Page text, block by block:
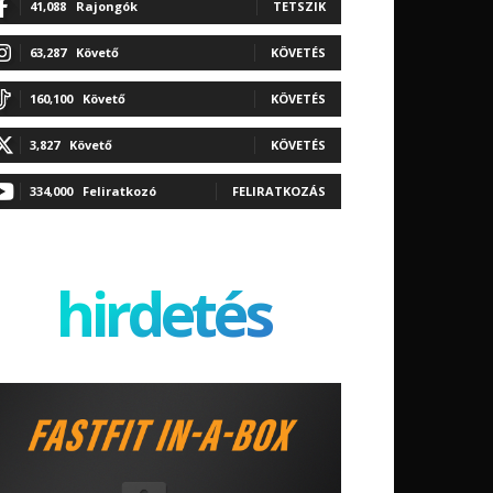
41,088 Rajongók TETSZIK
63,287 Követő KÖVETÉS
160,100 Követő KÖVETÉS
3,827 Követő KÖVETÉS
334,000 Feliratkozó FELIRATKOZÁS
hirdetés